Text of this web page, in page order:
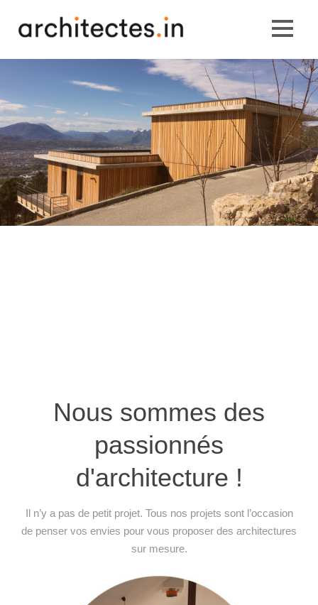
Nous sommes des
passionnés
d'architecture !
Il n’y a pas de petit projet. Tous nos projets sont l’occasion
de penser vos envies pour vous proposer des architectures
sur mesure.